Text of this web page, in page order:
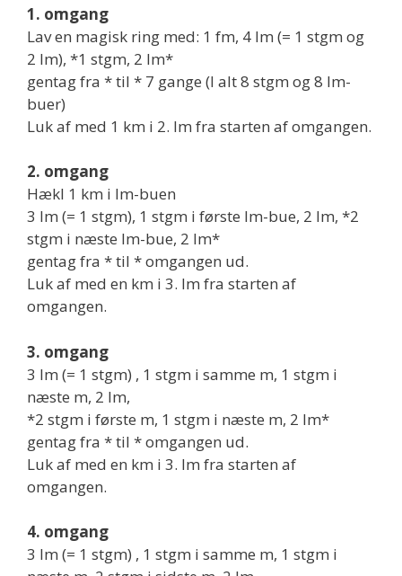
1. omgang
Lav en magisk ring med: 1 fm, 4 lm (= 1 stgm og
2 lm), *1 stgm, 2 lm*
gentag fra * til * 7 gange (I alt 8 stgm og 8 lm-
buer)
Luk af med 1 km i 2. lm fra starten af omgangen.
2. omgang
Hækl 1 km i lm-buen
3 lm (= 1 stgm), 1 stgm i første lm-bue, 2 lm, *2
stgm i næste lm-bue, 2 lm*
gentag fra * til * omgangen ud.
Luk af med en km i 3. lm fra starten af
omgangen.
3. omgang
3 lm (= 1 stgm) , 1 stgm i samme m, 1 stgm i
næste m, 2 lm,
*2 stgm i første m, 1 stgm i næste m, 2 lm*
gentag fra * til * omgangen ud.
Luk af med en km i 3. lm fra starten af
omgangen.
4. omgang
3 lm (= 1 stgm) , 1 stgm i samme m, 1 stgm i